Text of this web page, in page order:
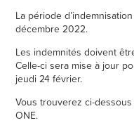
La période
décembre 2022.
Les indemnités doivent
Celle-ci sera mise à jour
jeudi 24 février.
Vous trouverez ci-
ONE.